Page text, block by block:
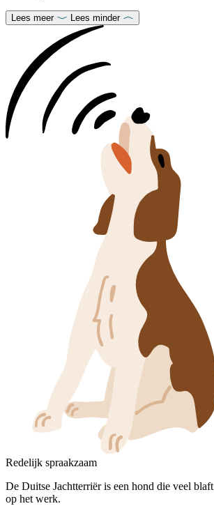
Lees meer Lees minder
Redelijk spraakzaam
De Duitse Jachtterriër is een hond die veel blaft
op het werk.